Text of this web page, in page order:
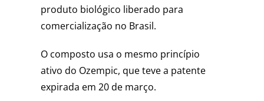
produto biológico liberado para
comercialização no Brasil.
O composto usa o mesmo princípio
ativo do Ozempic, que teve a patente
expirada em 20 de março.